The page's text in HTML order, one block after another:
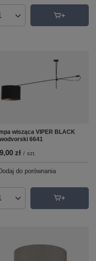
produktów
wisząca VIPER BLACK
6641
zł / szt.
do porównania
produktów